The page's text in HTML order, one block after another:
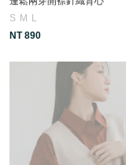
S M
L
NT 890